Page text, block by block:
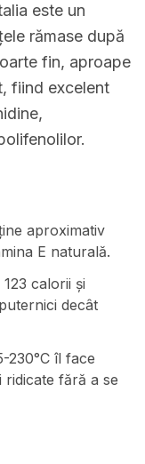
este un
rămase după
fin, aproape
fiind excelent
aproximativ
E naturală.
calorii și
decât
230°C îl face
fără a se